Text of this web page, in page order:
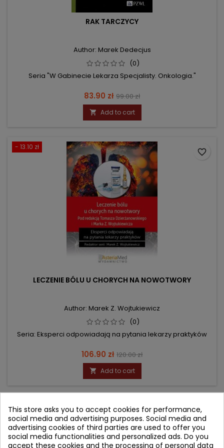
RAK TARCZYCY
Author: Marek Dedecjus
(0)
Seria "W Gabinecie Lekarza Specjalisty. Onkologia."
Price
83.90 zł Regular
price
99.00 zł
 Add to cart
- 13.10 zł
LECZENIE BÓLU U CHORYCH NA NOWOTWORY
Author: Marek Z. Wojtukiewicz
(0)
Seria: Eksperci odpowiadają na pytania lekarzy praktyków
Price
106.90 zł Regular
price
120.00 zł
 Add to cart
favorite_border
- 16.10 zł
favorite_border
This store asks you to accept cookies for performance,
social media and advertising purposes. Social media and
advertising cookies of third parties are used to offer you
social media functionalities and personalized ads. Do you
accept these cookies and the processing of personal data